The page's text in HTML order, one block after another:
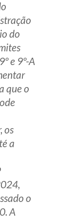
do
e 9º-A
que o
os
a
o
A